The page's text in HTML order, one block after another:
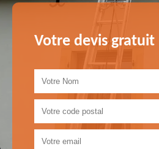
Votre devis gratuit